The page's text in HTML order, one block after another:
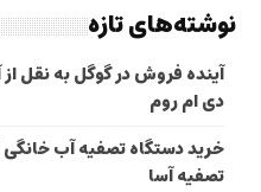
نوشته‌های تازه
آینده فروش در گوگل به نقل
دی ام روم
خرید دستگاه تصفیه آب خانگی
تصفیه آسا